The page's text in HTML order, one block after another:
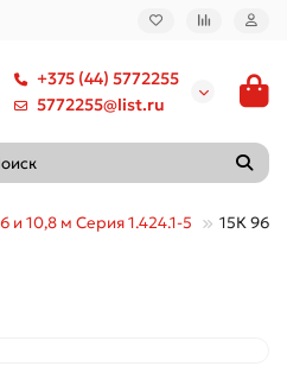
+375 (44) 5772255
5772255@list.ru
и 10,8 м Серия 1.424.1-5 15К 96-3